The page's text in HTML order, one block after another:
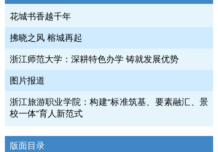
花城书香越千年
拂晓之风 榕城再起
浙江师范大学：深耕特色办学 铸就发展优势
图片报道
浙江旅游职业学院：构建“标准筑基、要素融汇、景
校一体”育人新范式
版面目录